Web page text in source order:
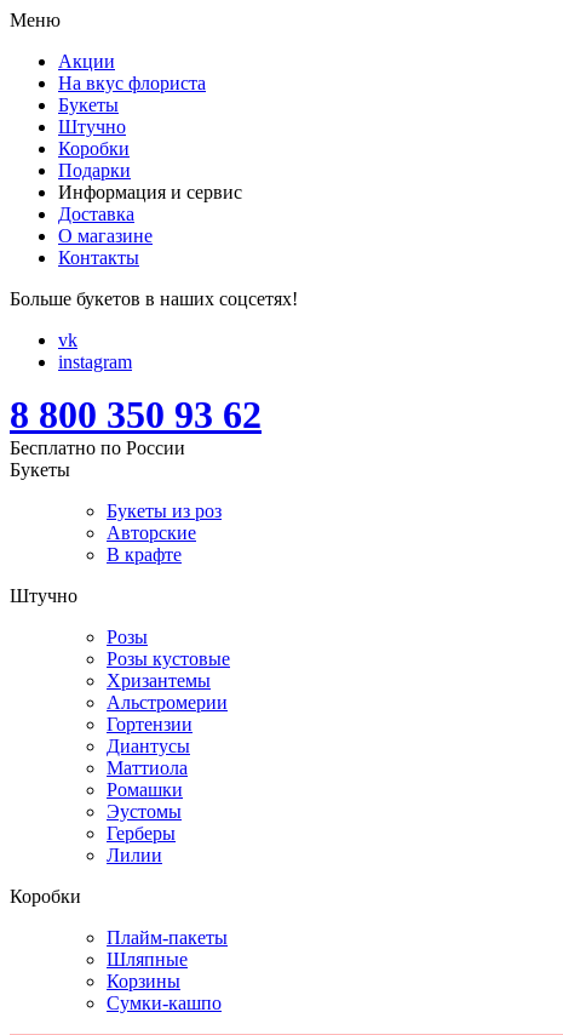
Меню
Акции
На вкус флориста
Букеты
Штучно
Коробки
Подарки
Информация и сервис
Доставка
О магазине
Контакты
Больше букетов в наших соцсетях!
vk
instagram
8 800 350 93 62
Бесплатно по России
Букеты
Букеты из роз
Авторские
В крафте
Штучно
Розы
Розы кустовые
Хризантемы
Альстромерии
Гортензии
Диантусы
Маттиола
Ромашки
Эустомы
Герберы
Лилии
Коробки
Плайм-пакеты
Шляпные
Корзины
Сумки-кашпо